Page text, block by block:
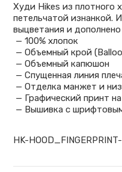
Худи Hikes из плотного
петельчатой изнанкой.
выцветания и
— 100% хлопок
— Объемный крой
— Объемный капюшон
— Спущенная линия
— Отделка манжет и
— Графический принт
— Вышивка с
HK-